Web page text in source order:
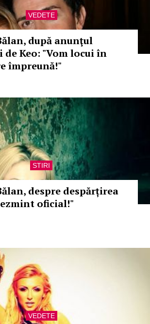
VEDETE
după anunţul
Keo: "Vom locui în
împreună!"
STIRI
despre despărțirea
oficial!"
VEDETE